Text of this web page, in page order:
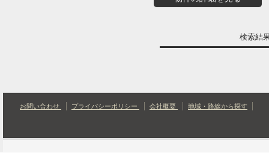
検索
お問い合わせ プライバシーポリシー 会社概要 地域・路線から探す